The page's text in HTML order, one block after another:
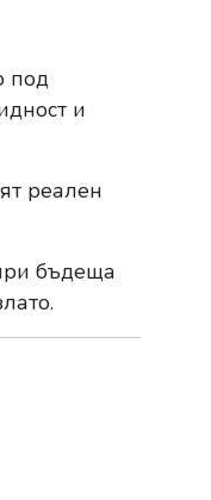
под
и
реален
бъдеща